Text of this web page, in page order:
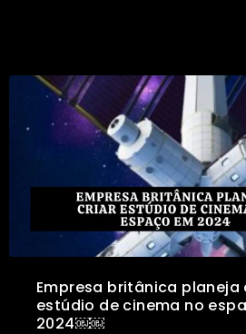
Empresa britânica planeja
estúdio de cinema no
2024￼￼